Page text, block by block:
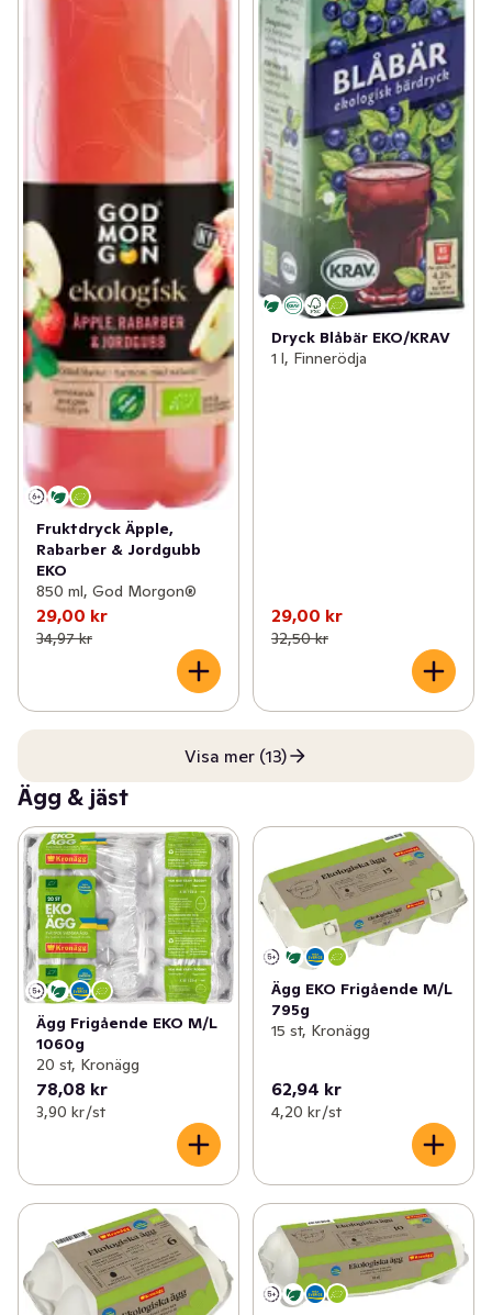
Fruktdryck Äpple,
Rabarber & Jordgubb
EKO
850 ml, God Morgon®
29,00 kr
34,97 kr
Dryck Blåbär EKO/KRAV
1 l, Finnerödja
29,00 kr
32,50 kr
Visa mer (13)
Ägg & jäst
Ägg Frigående EKO M/L
1060g
20 st, Kronägg
78,08 kr
3,90 kr /st
Ägg EKO Frigående M/L
795g
15 st, Kronägg
62,94 kr
4,20 kr /st